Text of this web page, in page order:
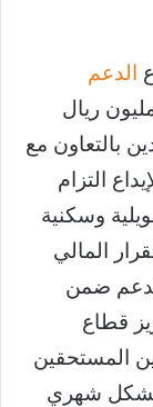
الدعم
ريال
بالتعاون مع
التزام
وسكنية
المالي
ضمن
قطاع
المستحقين
بشكل شهري